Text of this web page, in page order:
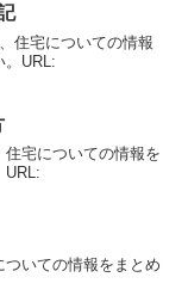
住宅についての情報
。URL:
住宅についての情報を
URL:
ついての情報をまとめ